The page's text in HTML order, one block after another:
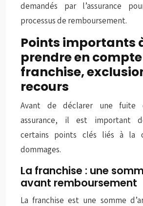
demandés par l’assurance
processus de remboursement.
Points importants
prendre en compte
franchise,
recours
Avant de déclarer une fuite
assurance, il est important
certains points clés liés à la
dommages.
La franchise : une
avant remboursement
La franchise est une somme